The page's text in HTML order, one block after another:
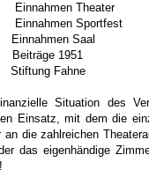
Theater
Sportfest
Saal
Beiträge 1951
Fahne
Situation des
Einsatz, mit dem die
die zahlreichen
das eigenhändige